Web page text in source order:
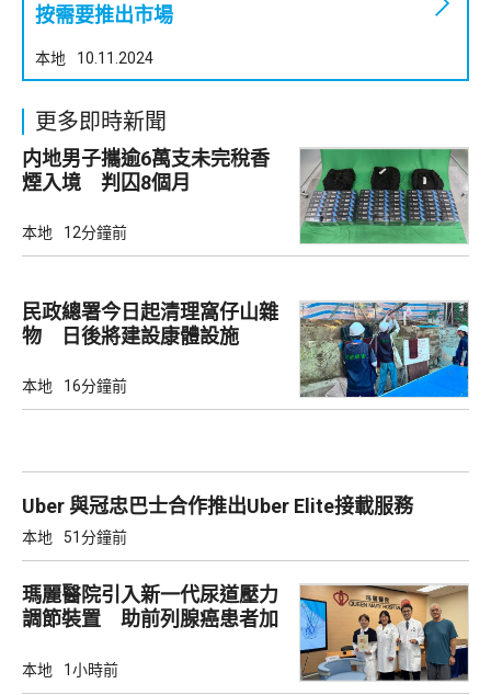
按需要推出市場
本地 10.11.2024
更多即時新聞
内地男子攜逾6萬支未完稅香
煙入境 判囚8個月
本地 12分鐘前
民政總署今日起清理窩仔山雜
物 日後將建設康體設施
本地 16分鐘前
Uber 與冠忠巴士合作推出Uber Elite接載服務
本地 51分鐘前
瑪麗醫院引入新一代尿道壓力
調節裝置 助前列腺癌患者加
本地 1小時前